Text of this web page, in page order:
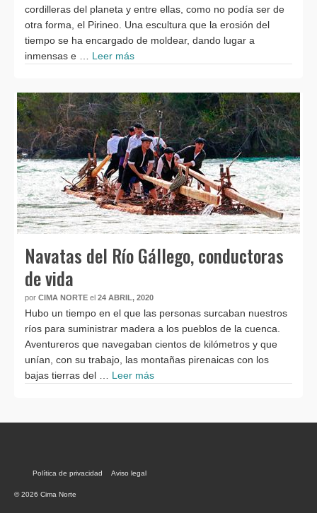
cordilleras del planeta y entre ellas, como no podía ser de
otra forma, el Pirineo. Una escultura que la erosión del
tiempo se ha encargado de moldear, dando lugar a
inmensas e … Leer más
Navatas del Río Gállego, conductoras
de vida
por CIMA NORTE el 24 ABRIL, 2020
Hubo un tiempo en el que las personas surcaban nuestros
ríos para suministrar madera a los pueblos de la cuenca.
Aventureros que navegaban cientos de kilómetros y que
unían, con su trabajo, las montañas pirenaicas con los
bajas tierras del … Leer más
Política de privacidad Aviso legal
© 2026 Cima Norte